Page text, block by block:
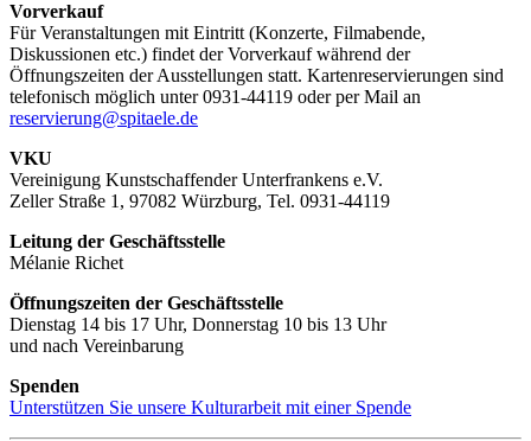
Vorverkauf
Für Veranstaltungen mit Eintritt (Konzerte, Filmabende,
Diskussionen etc.) findet der Vorverkauf während der
Öffnungszeiten der Ausstellungen statt. Kartenreservierungen sind
telefonisch möglich unter 0931-44119 oder per Mail an
reservierung@spitaele.de
VKU
Vereinigung Kunstschaffender Unterfrankens e.V.
Zeller Straße 1, 97082 Würzburg, Tel. 0931-44119
Leitung der Geschäftsstelle
Mélanie Richet
Öffnungszeiten der Geschäftsstelle
Dienstag 14 bis 17 Uhr, Donnerstag 10 bis 13 Uhr
und nach Vereinbarung
Spenden
Unterstützen Sie unsere Kulturarbeit mit einer Spende